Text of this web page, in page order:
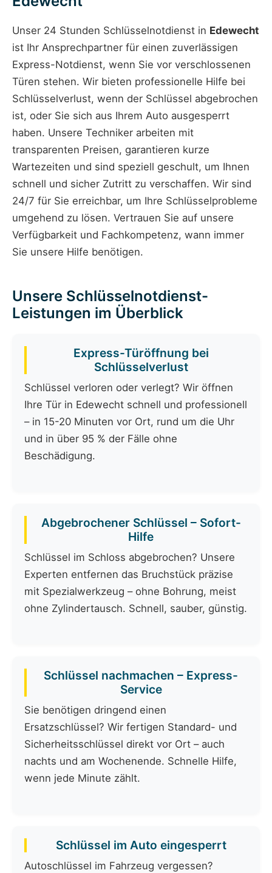
Unser 24 Stunden Schlüsselnotdienst in Edewecht
ist Ihr Ansprechpartner für einen zuverlässigen
Express-Notdienst, wenn Sie vor verschlossenen
Türen stehen. Wir bieten professionelle Hilfe bei
Schlüsselverlust, wenn der Schlüssel abgebrochen
ist, oder Sie sich aus Ihrem Auto ausgesperrt
haben. Unsere Techniker arbeiten mit
transparenten Preisen, garantieren kurze
Wartezeiten und sind speziell geschult, um Ihnen
schnell und sicher Zutritt zu verschaffen. Wir sind
24/7 für Sie erreichbar, um Ihre Schlüsselprobleme
umgehend zu lösen. Vertrauen Sie auf unsere
Verfügbarkeit und Fachkompetenz, wann immer
Sie unsere Hilfe benötigen.
Unsere Schlüsselnotdienst-
Leistungen im Überblick
Express-Türöffnung bei
Schlüsselverlust
Schlüssel verloren oder verlegt? Wir öffnen
Ihre Tür in Edewecht schnell und professionell
– in 15-20 Minuten vor Ort, rund um die Uhr
und in über 95 % der Fälle ohne
Beschädigung.
Abgebrochener Schlüssel – Sofort-
Hilfe
Schlüssel im Schloss abgebrochen? Unsere
Experten entfernen das Bruchstück präzise
mit Spezialwerkzeug – ohne Bohrung, meist
ohne Zylindertausch. Schnell, sauber, günstig.
Schlüssel nachmachen – Express-
Service
Sie benötigen dringend einen
Ersatzschlüssel? Wir fertigen Standard- und
Sicherheitsschlüssel direkt vor Ort – auch
nachts und am Wochenende. Schnelle Hilfe,
wenn jede Minute zählt.
Schlüssel im Auto eingesperrt
Autoschlüssel im Fahrzeug vergessen?